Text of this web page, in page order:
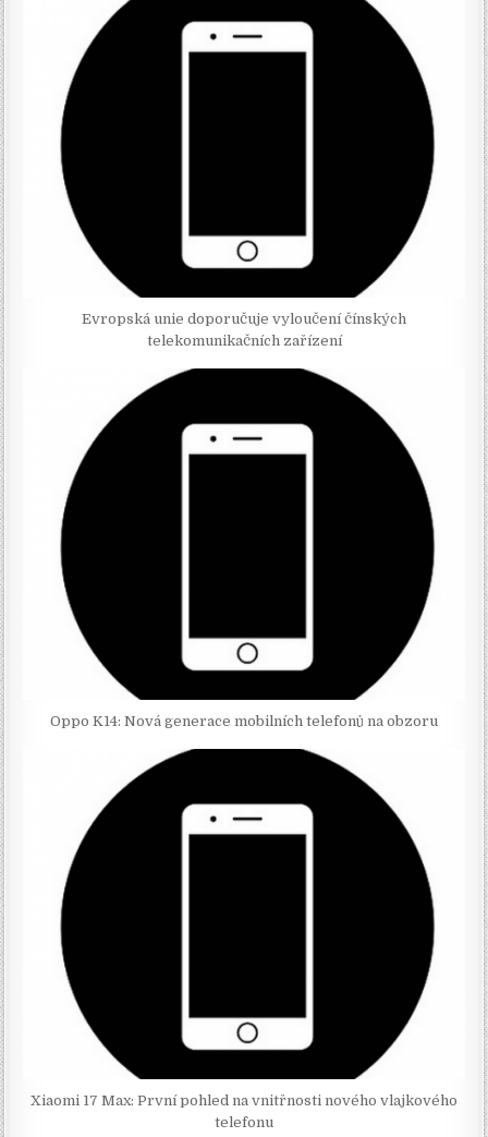
Evropská unie doporučuje vyloučení čínských
telekomunikačních zařízení
Oppo K14: Nová generace mobilních telefonů na obzoru
Xiaomi 17 Max: První pohled na vnitřnosti nového vlajkového
telefonu